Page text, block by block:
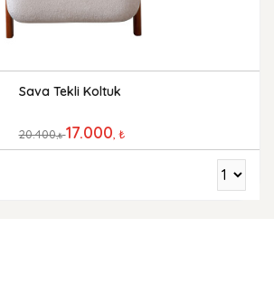
Sava Tekli Koltuk
20.400,₺ 17.000 , ₺